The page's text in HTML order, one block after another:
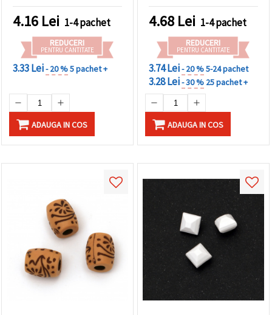
bucăți
4.16 Lei 1-4 pachet
REDUCERI
PENTRU CANTITATE
3.33 Lei- 20 %5 pachet +
ADAUGA IN COS
4.68 Lei 1-4 pachet
REDUCERI
PENTRU CANTITATE
3.74 Lei- 20 %5-24 pachet
3.28 Lei- 30 % 25 pachet +
ADAUGA IN COS